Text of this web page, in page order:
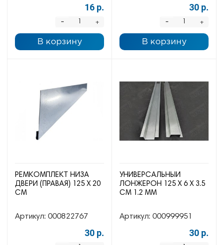
16 р.
+
-
В корзину
30 р.
+
-
В корзину
РЕМКОМПЛЕКТ НИЗА
ДВЕРИ (ПРАВАЯ) 125 Х 20
СМ
Артикул: 000822767
30 р.
УНИВЕРСАЛЬНЫЙ
ЛОНЖЕРОН 125 Х 6 Х 3.5
СМ 1.2 ММ
Артикул: 000999951
30 р.